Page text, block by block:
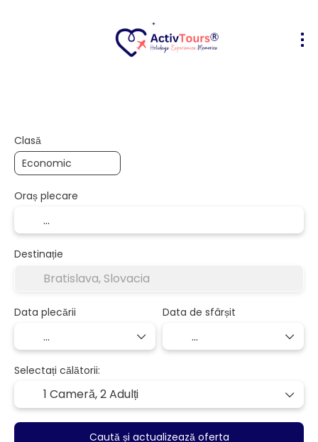
Clasă
Oraș plecare
Destinație
Data plecării Data de sfârșit
Selectați călătorii:
1 Cameră,2 Adulți
Caută și actualizează oferta